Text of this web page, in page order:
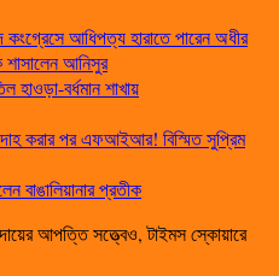
কংগ্রেসে আধিপত্য হারাতে পারেন অধীর
আনিসুর
হাওড়া-বর্ধমান শাখায়
করার পর এফআইআর! বিস্মিত সুপ্রিম
বাঙালিয়ানার প্রতীক
আপত্তি সত্ত্বেও, টাইমস স্কোয়ারে